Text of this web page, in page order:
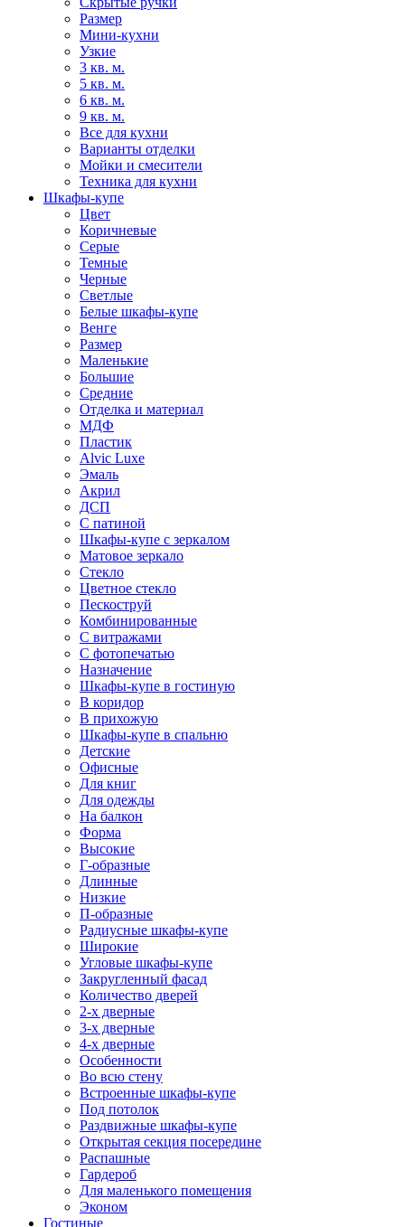
Размер
Мини-кухни
Узкие
3 кв. м.
5 кв. м.
6 кв. м.
9 кв. м.
Все для кухни
Варианты отделки
Мойки и смесители
Техника для кухни
Шкафы-купе
Цвет
Коричневые
Серые
Темные
Черные
Светлые
Белые шкафы-купе
Венге
Размер
Маленькие
Большие
Средние
Отделка и материал
МДФ
Пластик
Alvic Luxe
Эмаль
Акрил
ДСП
С патиной
Шкафы-купе с зеркалом
Матовое зеркало
Стекло
Цветное стекло
Пескоструй
Комбинированные
С витражами
С фотопечатью
Назначение
Шкафы-купе в гостиную
В коридор
В прихожую
Шкафы-купе в спальню
Детские
Офисные
Для книг
Для одежды
На балкон
Форма
Высокие
Г-образные
Длинные
Низкие
П-образные
Радиусные шкафы-купе
Широкие
Угловые шкафы-купе
Закругленный фасад
Количество дверей
2-х дверные
3-х дверные
4-х дверные
Особенности
Во всю стену
Встроенные шкафы-купе
Под потолок
Раздвижные шкафы-купе
Открытая секция посередине
Распашные
Гардероб
Для маленького помещения
Эконом
Гостиные